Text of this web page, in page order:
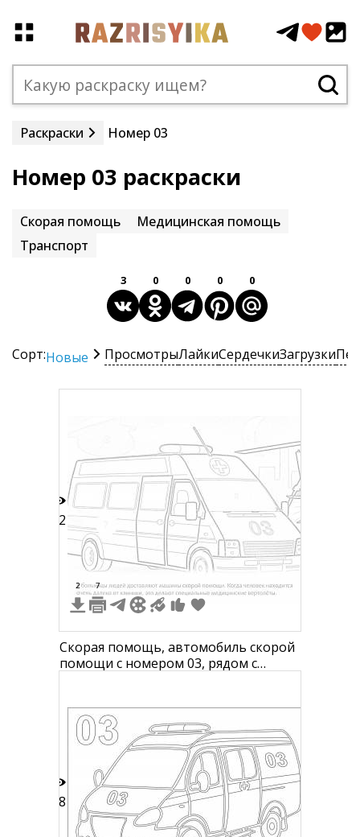
Раскраски Номер 03
Номер 03 раскраски
Скорая помощь
Медицинская помощь
Транспорт
3 0 0 0 0
Сорт:Новые ПросмотрыЛайкиСердечкиЗагрузки
22
2 7
Скорая помощь, автомобиль скорой
помощи с номером 03, рядом с
больницу
48